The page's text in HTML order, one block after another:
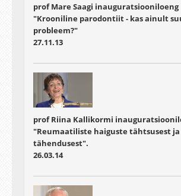
prof Mare Saagi inauguratsiooniloeng
"Krooniline parodontiit - kas ainult
probleem?"
27.11.13
prof Riina Kallikormi
"Reumaatiliste haiguste tähtsusest ja
tähendusest".
26.03.14